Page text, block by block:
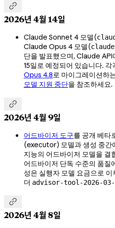

2026년 4월 14일
Claude Sonnet 4 모델(
Claude Opus 4 모델(
단을 발표했으며, Claude
15일로 예정되어 있습니다. 각
Opus 4.8로 마이그레이션하
모델 지원 중단을 참조하세요.

2026년 4월 9일
어드바이저 도구를 공개 베타
(executor) 모델과 생성 중간
지능의 어드바이저 모델을 결
어드바이저 단독 수준의 품질
성은 실행자 모델 요금으로
더 advisor-tool-2026-03-

2026년 4월 8일